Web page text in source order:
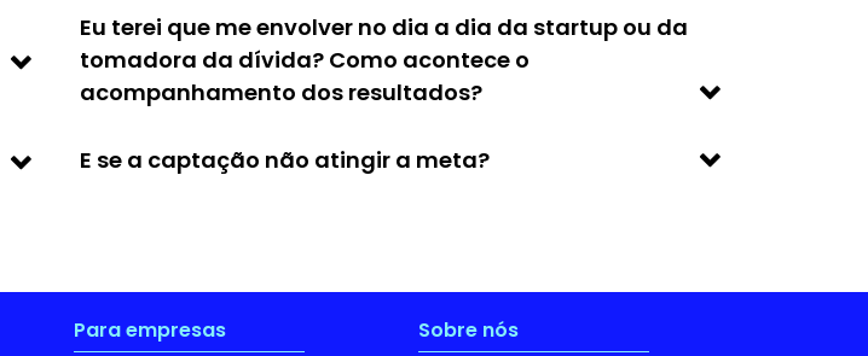
Eu terei que me envolver no dia a dia da startup ou da
tomadora da dívida? Como acontece o
acompanhamento dos resultados?
E se a captação não atingir a meta?
Para empresas Sobre nós